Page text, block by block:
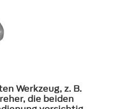
Werkzeug, z. B.
die beiden